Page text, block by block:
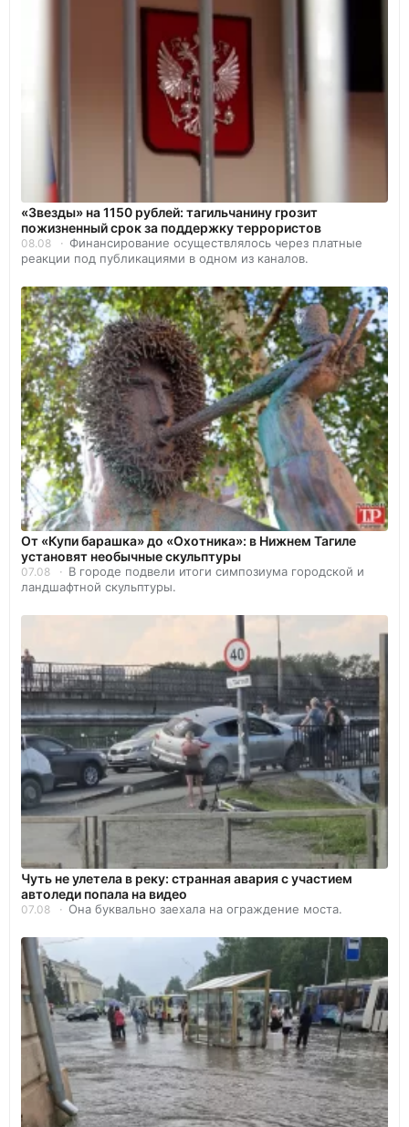
«Звезды» на 1150 рублей: тагильчанину грозит
пожизненный срок за поддержку террористов
08.08
Финансирование осуществлялось через платные
реакции под публикациями в одном из каналов.
От «Купи барашка» до «Охотника»: в Нижнем Тагиле
установят необычные скульптуры
07.08
В городе подвели итоги симпозиума городской и
ландшафтной скульптуры.
Чуть не улетела в реку: странная авария с участием
автоледи попала на видео
07.08 Она буквально заехала на ограждение моста.